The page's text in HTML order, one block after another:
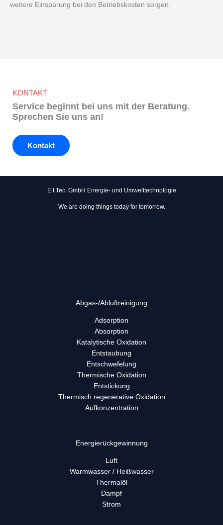
weitere Einsparung bei den Betriebskosten sorgen.
KONTAKT
Service beginnt bei uns mit der Beratung.
Sprechen Sie uns an!
Kontakt
E.I.Tec. GmbH Energie- und Umwelttechnologie
We are doing things today for tomorrow.
Abgas-/Abluft­reinigung
Adsorption
Absorption
Katalytische Oxidation
Entstaubung
Entschwefelung
Thermische Oxidation
Entstickung
Thermisch regenerative Oxidation
Aufkonzentration
Energie­rück­gewinnung
Luft
Warmwasser / Heißwasser
Thermalöl
Dampf
Strom